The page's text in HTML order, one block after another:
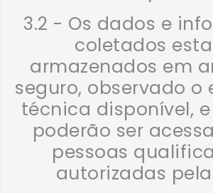
3.2 - Os dados e
coletados
armazenados em
seguro, observado o
técnica disponível,
poderão ser
pessoas
autorizadas pela